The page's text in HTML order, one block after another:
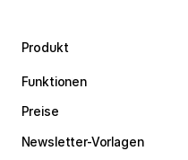
Produkt
Funktionen
Preise
Newsletter-Vorlagen